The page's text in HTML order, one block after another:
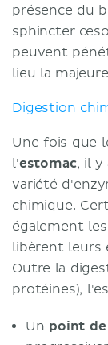
présence du
sphincter
peuvent
lieu la
Digestion
Une fois que
l'estomac, il y
variété
chimique.
également
libèrent leurs
Outre la
protéines),
Un point